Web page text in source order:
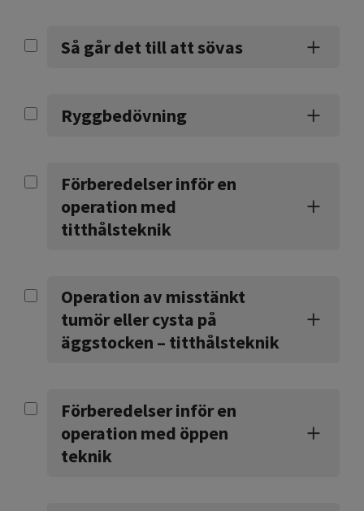
Så går det till att sövas
Ryggbedövning
Förberedelser inför en
operation med
titthålsteknik
Operation av misstänkt
tumör eller cysta på
äggstocken – titthålsteknik
Förberedelser inför en
operation med öppen
teknik